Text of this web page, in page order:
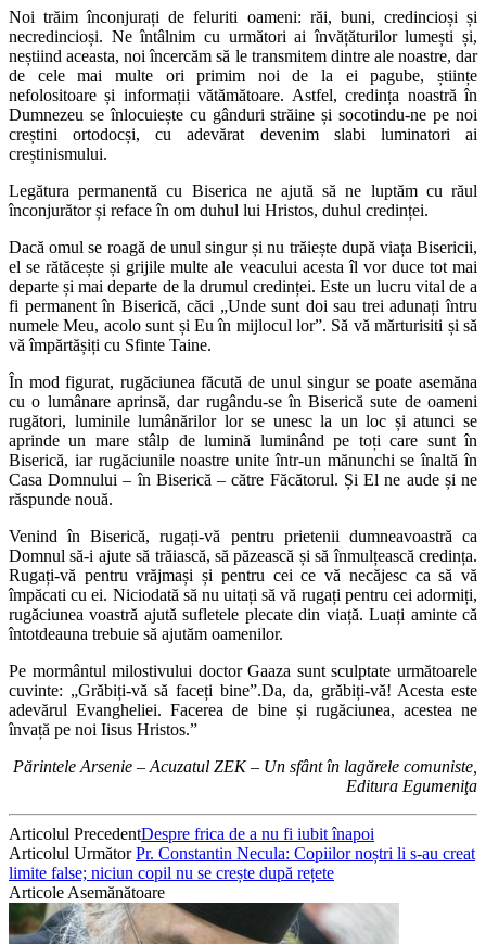
Noi trăim înconjurați de feluriti oameni: răi, buni, credincioși și
necredincioși. Ne întâlnim cu următori ai învățăturilor lumești și,
neștiind aceasta, noi încercăm să le transmitem dintre ale noastre, dar
de cele mai multe ori primim noi de la ei pagube, științe
nefolositoare și informații vătămătoare. Astfel, credința noastră în
Dumnezeu se înlocuiește cu gânduri străine și socotindu-ne pe noi
creștini ortodocși, cu adevărat devenim slabi luminatori ai
creștinismului.
Legătura permanentă cu Biserica ne ajută să ne luptăm cu răul
înconjurător și reface în om duhul lui Hristos, duhul credinței.
Dacă omul se roagă de unul singur și nu trăiește după viața Bisericii,
el se rătăcește și grijile multe ale veacului acesta îl vor duce tot mai
departe și mai departe de la drumul credinței. Este un lucru vital de a
fi permanent în Biserică, căci „Unde sunt doi sau trei adunați întru
numele Meu, acolo sunt și Eu în mijlocul lor”. Să vă mărturisiti și să
vă împărtășiți cu Sfinte Taine.
În mod figurat, rugăciunea făcută de unul singur se poate asemăna
cu o lumânare aprinsă, dar rugându-se în Biserică sute de oameni
rugători, luminile lumânărilor lor se unesc la un loc și atunci se
aprinde un mare stâlp de lumină luminând pe toți care sunt în
Biserică, iar rugăciunile noastre unite într-un mănunchi se înaltă în
Casa Domnului – în Biserică – către Făcătorul. Și El ne aude și ne
răspunde nouă.
Venind în Biserică, rugați-vă pentru prietenii dumneavoastră ca
Domnul să-i ajute să trăiască, să păzească și să înmulțească credința.
Rugați-vă pentru vrăjmași și pentru cei ce vă necăjesc ca să vă
împăcati cu ei. Niciodată să nu uitați să vă rugați pentru cei adormiți,
rugăciunea voastră ajută sufletele plecate din viață. Luați aminte că
întotdeauna trebuie să ajutăm oamenilor.
Pe mormântul milostivului doctor Gaaza sunt sculptate următoarele
cuvinte: „Grăbiți-vă să faceți bine”.Da, da, grăbiți-vă! Acesta este
adevărul Evangheliei. Facerea de bine și rugăciunea, acestea ne
învață pe noi Iisus Hristos.”
Părintele Arsenie – Acuzatul ZEK – Un sfânt în lagărele comuniste,
Editura Egumeniţa
Articolul PrecedentDespre frica de a nu fi iubit înapoi
Articolul UrmătorPr. Constantin Necula: Copiilor noștri li s-au creat
limite false; niciun copil nu se crește după rețete
Articole Asemănătoare